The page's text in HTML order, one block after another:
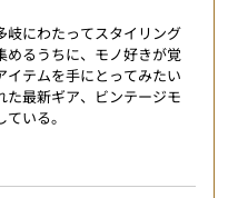
岐にわたってスタイリング
めるうちに、モノ好きが覚
テムを手にとってみたい
最新ギア、ビンテージモ
いる。